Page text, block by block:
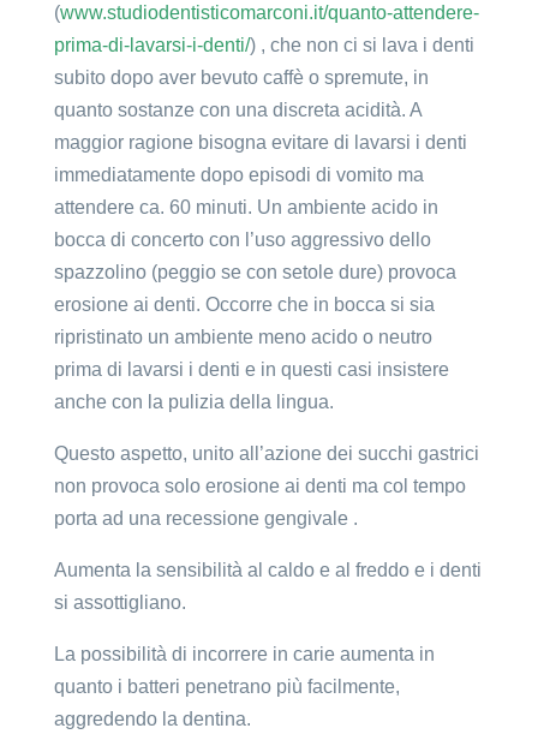
(www.studiodentisticomarconi.it/quanto-attendere-
prima-di-lavarsi-i-denti/) , che non ci si lava i denti
subito dopo aver bevuto caffè o spremute, in
quanto sostanze con una discreta acidità. A
maggior ragione bisogna evitare di lavarsi i denti
immediatamente dopo episodi di vomito ma
attendere ca. 60 minuti. Un ambiente acido in
bocca di concerto con l’uso aggressivo dello
spazzolino (peggio se con setole dure) provoca
erosione ai denti. Occorre che in bocca si sia
ripristinato un ambiente meno acido o neutro
prima di lavarsi i denti e in questi casi insistere
anche con la pulizia della lingua.
Questo aspetto, unito all’azione dei succhi gastrici
non provoca solo erosione ai denti ma col tempo
porta ad una recessione gengivale .
Aumenta la sensibilità al caldo e al freddo e i denti
si assottigliano.
La possibilità di incorrere in carie aumenta in
quanto i batteri penetrano più facilmente,
aggredendo la dentina.